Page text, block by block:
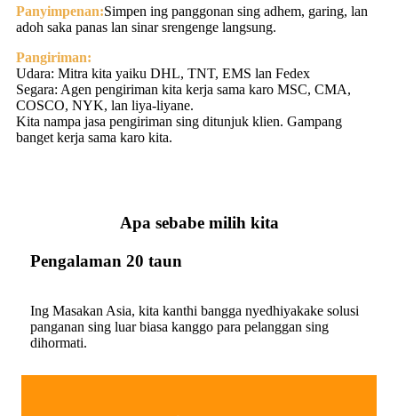
Panyimpenan:Simpen ing panggonan sing adhem, garing, lan
adoh saka panas lan sinar srengenge langsung.
Pangiriman:
Udara: Mitra kita yaiku DHL, TNT, EMS lan Fedex
Segara: Agen pengiriman kita kerja sama karo MSC, CMA,
COSCO, NYK, lan liya-liyane.
Kita nampa jasa pengiriman sing ditunjuk klien. Gampang
banget kerja sama karo kita.
Apa sebabe milih kita
Pengalaman 20 taun
Ing Masakan Asia, kita kanthi bangga nyedhiyakake solusi
panganan sing luar biasa kanggo para pelanggan sing
dihormati.